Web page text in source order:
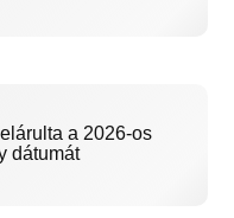
a 2026-os
dátumát